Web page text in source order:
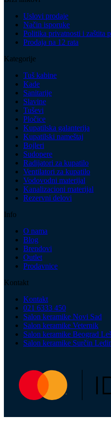
Uslovi prodaje
Način isporuke
Politika privatnosti i zaštita
Prodaja na 12 rata
Kategorije
Tuš kabine
Kade
Sanitarije
Slavine
Tuševi
Pločice
Kupatilska galanterija
Kupatilski nameštaj
Bojleri
Sudopere
Radijatori za kupatilo
Ventilatori za kupatilo
Vodovodni materijal
Kanalizacioni materijal
Rezervni delovi
Info
O nama
Blog
Brendovi
Outlet
Prodavnice
Kontakt
Kontakt
021 6333 450
Salon keramike Novi Sad
Salon keramike Veternik
Salon keramike Beograd
Salon keramike Surčin